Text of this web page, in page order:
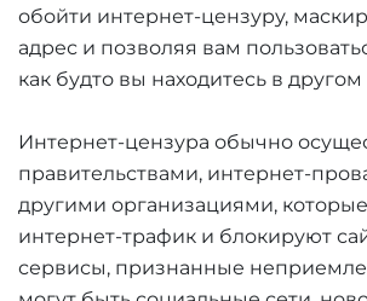
обойти интернет-цензуру,
адрес и позволяя вам
как будто вы находитесь в другом
Интернет-цензура обычно
правительствами, интернет-
другими организациями,
интернет-трафик и блокируют
сервисы, признанные